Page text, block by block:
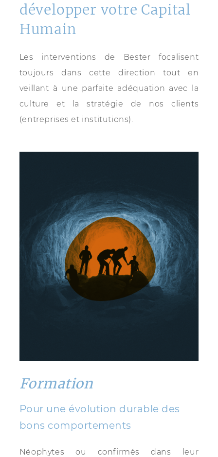
développer votre Capital
Humain
Les interventions de Bester focalisent
toujours dans cette direction tout en
veillant à une parfaite adéquation avec la
culture et la stratégie de nos clients
(entreprises et institutions).
Formation
Pour une évolution durable des
bons comportements
Néophytes ou confirmés dans leur